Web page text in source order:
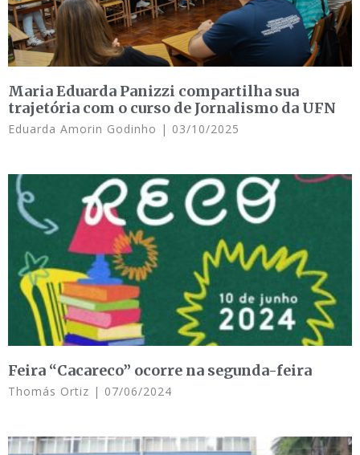
Maria Eduarda Panizzi compartilha sua
trajetória com o curso de Jornalismo da UFN
Eduarda Amorin Godinho 03/10/2025
Feira “Cacareco” ocorre na segunda-feira
Thomás Ortiz 07/06/2024